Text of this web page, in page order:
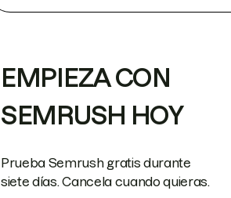
EMPIEZA CON
SEMRUSH HOY
Prueba Semrush gratis durante
siete días. Cancela cuando quieras.